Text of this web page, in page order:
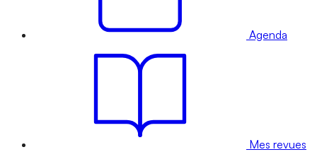
Agenda
Mes revues